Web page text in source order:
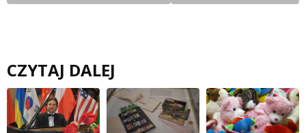
CZYTAJ DALEJ